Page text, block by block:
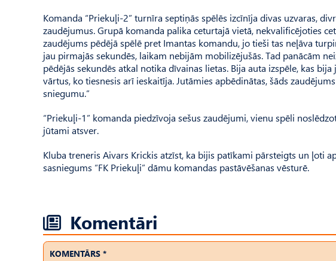
Komanda “Priekuļi-2” turnīra septiņās spēlēs izcīnīja divas uzvaras,
zaudējumus. Grupā komanda palika ceturtajā vietā, nekvalificējoties
zaudējums pēdējā spēlē pret Imantas komandu, jo tieši tas neļāva
jau pirmajās sekundēs, laikam nebijām mobilizējušās. Tad panācām
pēdējās sekundēs atkal notika dīvainas lietas. Bija auta izspēle, kas
vārtus, ko tiesnesis arī ieskaitīja. Jutāmies apbēdinātas, šāds
sniegumu.”
“Priekuļi-1” komanda piedzīvoja sešus zaudējumi, vienu spēli
jūtami atsver.
Kluba treneris Aivars Krickis atzīst, ka bijis patīkami pārsteigts un ļoti
sasniegums “FK Priekuļi” dāmu komandas pastāvēšanas vēsturē.
Komentāri
KOMENTĀRS *